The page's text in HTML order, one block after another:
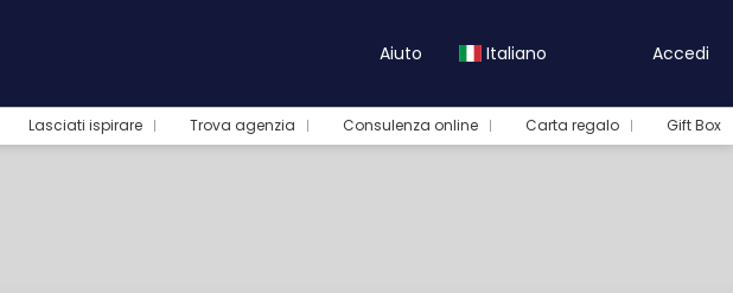
Aiuto Italiano Accedi
Lasciati ispirare Trova agenzia Consulenza online Carta regalo Gift Box